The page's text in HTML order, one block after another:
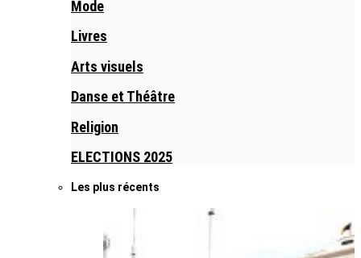
Mode
Livres
Arts visuels
Danse et Théâtre
Religion
ELECTIONS 2025
Les plus récents